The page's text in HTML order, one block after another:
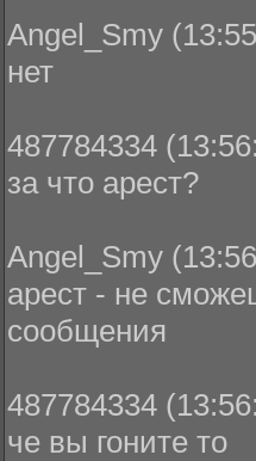
Angel_Smy
нет
487784334
за что арест?
Angel_Smy
арест - не
сообщения
487784334
че вы гоните то